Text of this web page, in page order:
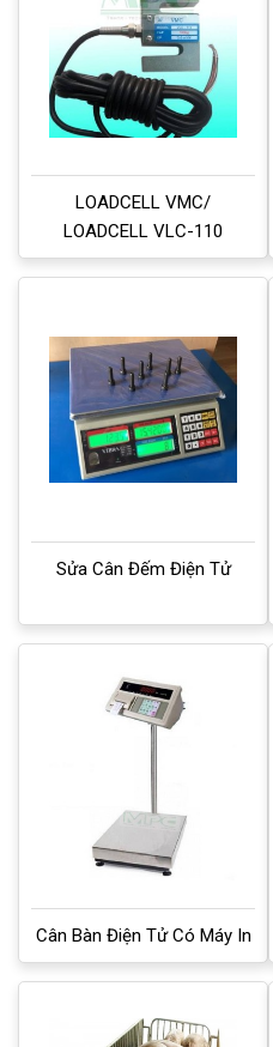
LOADCELL VMC/
LOADCELL VLC-110
Sửa Cân Đếm Điện Tử
Cân Bàn Điện Tử Có Máy In